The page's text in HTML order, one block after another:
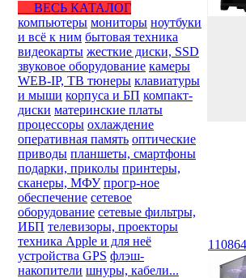
ВЕСЬ КАТАЛОГ
компьютеры мониторы ноутбуки
и всё к ним бытовая техника
видеокарты жесткие диски, SSD
звуковое оборудование камеры
WEB-IP, ТВ тюнеры клавиатуры
и мыши корпуса и БП компакт-
диски материнские платы
процессоры охлаждение
оперативная память оптические
приводы планшеты, смартфоны
подарки, приколы принтеры,
сканеры, МФУ прогр-ное
обеспечение сетевое
оборудование сетевые фильтры,
ИБП телевизоры, проекторы
техника Apple и для неё
устройства GPS флэш-
накопители шнуры, кабели...